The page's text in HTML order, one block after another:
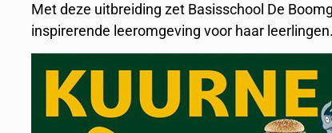
Met deze uitbreiding zet Basisschool De
inspirerende leeromgeving voor haar leerlingen.